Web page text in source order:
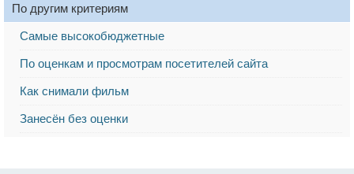
По другим критериям
Самые высокобюджетные
По оценкам и просмотрам посетителей сайта
Как снимали фильм
Занесён без оценки